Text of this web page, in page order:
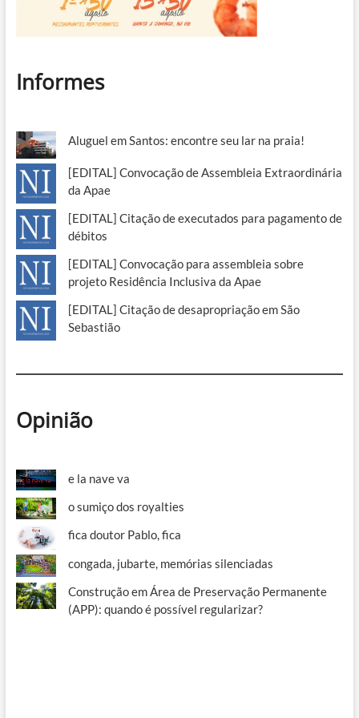
Informes
Aluguel em Santos: encontre seu lar na praia!
[EDITAL] Convocação de Assembleia Extraordinária
da Apae
[EDITAL] Citação de executados para pagamento de
débitos
[EDITAL] Convocação para assembleia sobre
projeto Residência Inclusiva da Apae
[EDITAL] Citação de desapropriação em São
Sebastião
Opinião
e la nave va
o sumiço dos royalties
fica doutor Pablo, fica
congada, jubarte, memórias silenciadas
Construção em Área de Preservação Permanente
(APP): quando é possível regularizar?